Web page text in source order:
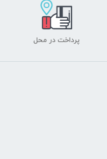
پرداخت در محل